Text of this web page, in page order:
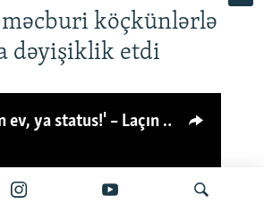
köçkünlərlə
dəyişiklik etdi
'Ya təklif olunan ev, ya status!' – Laçın köçkünü: 'Laçından başqa heç hara!'